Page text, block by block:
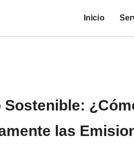
Inicio
Sostenible:
las